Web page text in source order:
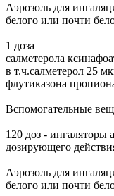
Аэрозоль для
белого или почти
1 доза
салметерола
в т.ч.салметерол 25
флутиказона
Вспомогательные
120 доз -
дозирующего
Аэрозоль для
белого или почти